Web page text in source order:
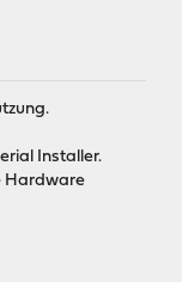
Installer.
Hardware